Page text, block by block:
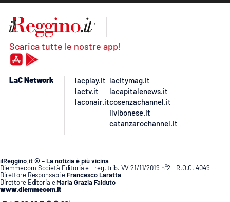
Scarica tutte le nostre app!
LaC Network
lacplay.it
lactv.it
laconair.it
lacitymag.it
lacapitalenews.it
cosenzachannel.it
ilvibonese.it
catanzarochannel.it
ilReggino.it © – La notizia è più vicina
Diemmecom Società Editoriale - reg. trib. VV 21/11/2019 n°2 - R.O.C. 4049
Direttore Responsabile Francesco Laratta
Direttore Editoriale Maria Grazia Falduto
www.diemmecom.it